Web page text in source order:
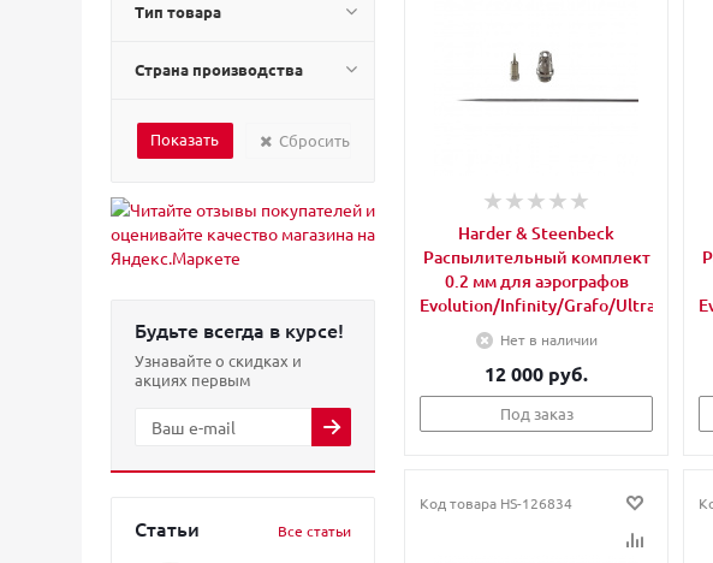
Тип товара
Страна производства
Сбросить
Будьте всегда в курсе!
Узнавайте о скидках и
акциях первым
Статьи Все статьи
Harder & Steenbeck
Распылительный комплект
0.2 мм для аэрографов
Evolution/Infinity/Grafo/Ultra
Нет в наличии
12 000 руб.
Под заказ
Код товара HS-126834